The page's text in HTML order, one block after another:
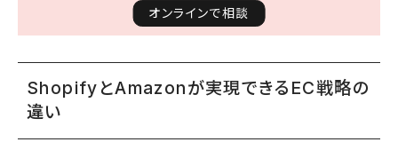
オンラインで相談
ShopifyとAmazonが実現できるEC戦略の
違い